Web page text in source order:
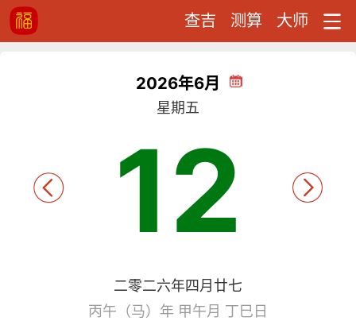
查吉 测算 大师
2026年6月
星期五
12
二零二六年四月廿七
丙午（马）年 甲午月 丁巳日